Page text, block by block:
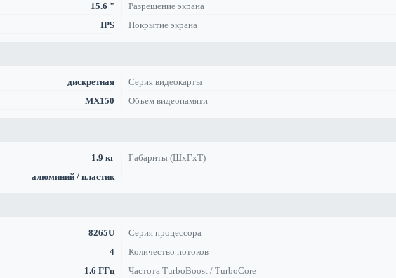
15.6 " Разрешение экрана
IPS Покрытие экрана
дискретная Серия видеокарты
MX150 Объем видеопамяти
1.9 кг Габариты (ШхГхТ)
алюминий / пластик
8265U Серия процессора
4 Количество потоков
1.6 ГГц Частота TurboBoost / TurboCore